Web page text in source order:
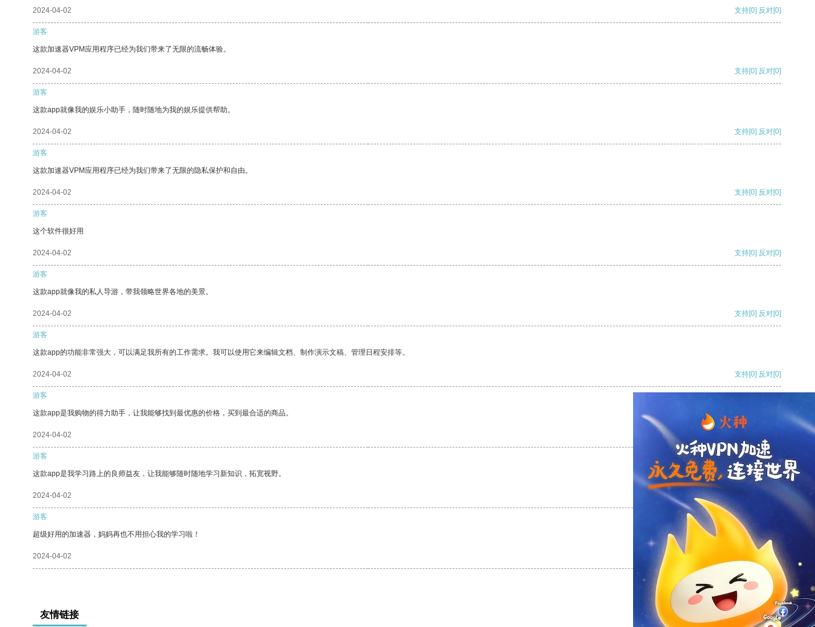
2024-04-02 支持[0] 反对[0]
游客
这款加速器VPM应用程序已经为我们带来了无限的流畅体验。
2024-04-02 支持[0] 反对[0]
游客
这款app就像我的娱乐小助手，随时随地为我的娱乐提供帮助。
2024-04-02 支持[0] 反对[0]
游客
这款加速器VPM应用程序已经为我们带来了无限的隐私保护和自由。
2024-04-02 支持[0] 反对[0]
游客
这个软件很好用
2024-04-02 支持[0] 反对[0]
游客
这款app就像我的私人导游，带我领略世界各地的美景。
2024-04-02 支持[0] 反对[0]
游客
这款app的功能非常强大，可以满足我所有的工作需求。我可以使用它来编辑文档、制作演示文稿、管理日程安排等。
2024-04-02 支持[0] 反对[0]
游客
这款app是我购物的得力助手，让我能够找到最优惠的价格，买到最合适的商品。
2024-04-02
游客
这款app是我学习路上的良师益友，让我能够随时随地学习新知识，拓宽视野。
2024-04-02 反对
游客
超级好用的加速器，妈妈再也不用担心我的学习啦！
2024-04-02 反对[0]
友情链接